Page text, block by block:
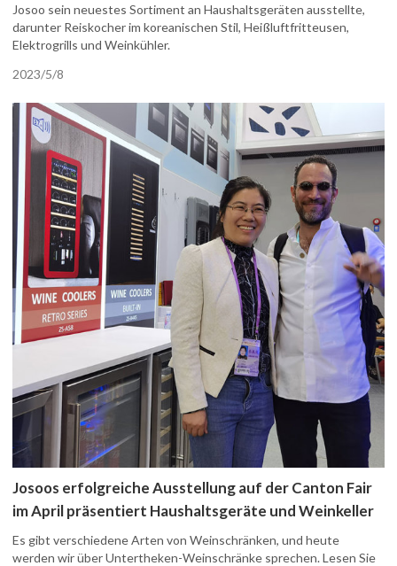
Josoo sein neuestes Sortiment an Haushaltsgeräten ausstellte,
darunter Reiskocher im koreanischen Stil, Heißluftfritteusen,
Elektrogrills und Weinkühler.
2023/5/8
Josoos erfolgreiche Ausstellung auf der Canton Fair
im April präsentiert Haushaltsgeräte und Weinkeller
Es gibt verschiedene Arten von Weinschränken, und heute
werden wir über Untertheken-Weinschränke sprechen. Lesen Sie